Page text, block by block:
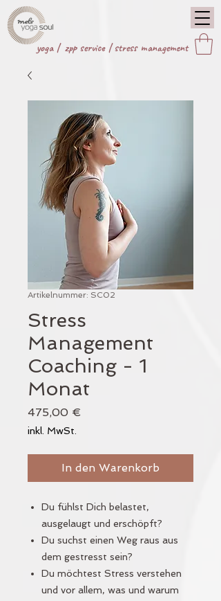
yoga | zpp service|stress management
Artikelnummer: SC02
Stress
Management
Coaching - 1
Monat
475,00 €
inkl. MwSt.
In den Warenkorb
Du fühlst Dich belastet,
ausgelaugt und erschöpft?
Du suchst einen Weg raus aus
dem gestresst sein?
Du möchtest Stress verstehen
und vor allem, was und warum